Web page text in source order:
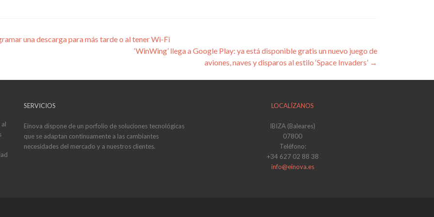
una descarga para más tarde o al tener Wi-Fi
‘WinWing’ llega a Google Play: ya está disponible gratis un nuevo juego de
aviones, naves y disparos al estilo ‘Space Invaders’ →
SERVICIOS
Einova dispone de un porfolio de soluciones tecnológicas
que se adaptan continuamente a las cambiantes
necesidades del mercado y a nuestros clientes.
LOCALÍZANOS
IBIZA (Baleares)
07800
Teléfono:
+34 627 02 88 38
info@einova.es